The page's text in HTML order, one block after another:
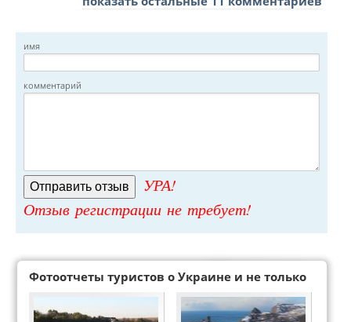
имя
комментарий
УРА!
Отзыв регистрации не требует!
Фотоотчеты туристов о Украине и не только